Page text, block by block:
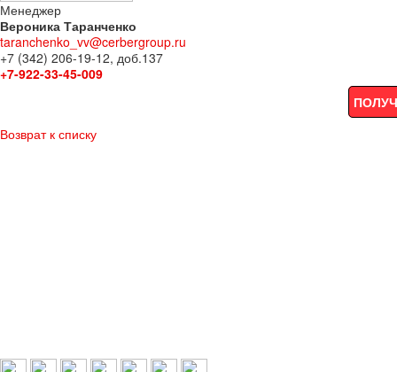
Менеджер
Вероника Таранченко
taranchenko_vv@cerbergroup.ru
+7 (342) 206-19-12, доб.137
+7-922-33-45-009
Возврат к списку